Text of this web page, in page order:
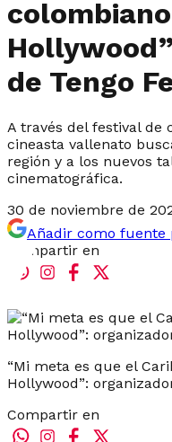
de Tengo
A través del festival de
cineasta vallenato
región y a los nuevos
cinematográfica.
30 de noviembre de
Añadir como fuente
Compartir en
“Mi meta es que el
Hollywood”:
Compartir en